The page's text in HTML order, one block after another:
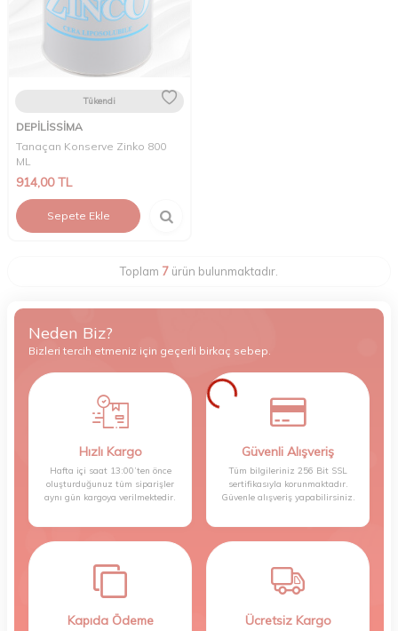
Tükendi
DEPİLİSSİMA
Tanaçan Konserve Zinko 800
ML
914,00TL
Sepete Ekle
Toplam 7 ürün bulunmaktadır.
Neden Biz?
Bizleri tercih etmeniz için geçerli birkaç sebep.
Hızlı Kargo
Hafta içi saat 13:00’ten önce
oluşturduğunuz tüm siparişler
aynı gün kargoya verilmektedir.
Güvenli Alışveriş
Tüm bilgileriniz 256 Bit SSL
sertifikasıyla korunmaktadır.
Güvenle alışveriş yapabilirsiniz.
Kapıda Ödeme Ücretsiz Kargo